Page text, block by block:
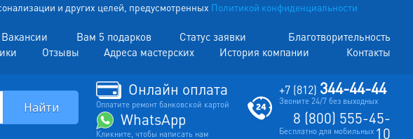
и других целей, предусмотренных Политикой конфиденциальности
Вакансии Вам 5 подарков Статус заявки
Благотворительность
Отзывы Адреса мастерских История компании Контакты
Онлайн оплата
Оплатите ремонт банковской картой
WhatsApp
Кликните, чтобы написать нам
+7 (812) 344-44-44
Звоните 24/7 без выходных
8 (800) 555-45-
10
Бесплатно для мобильных